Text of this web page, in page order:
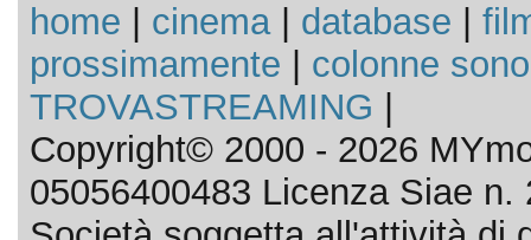
home cinema| database
prossimamente
colonne
TROVASTREAMING
Copyright© 2000 - 2026
05056400483 Licenza Siae n.